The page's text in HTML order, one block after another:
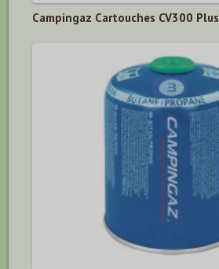
Campingaz Cartouches CV300 Plus